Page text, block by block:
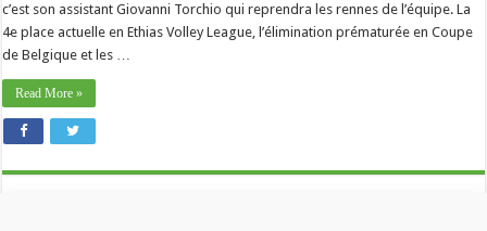
c’est son assistant Giovanni Torchio qui reprendra les rennes de l’équipe. La
4e place actuelle en Ethias Volley League, l’élimination prématurée en Coupe
de Belgique et les …
Read More »